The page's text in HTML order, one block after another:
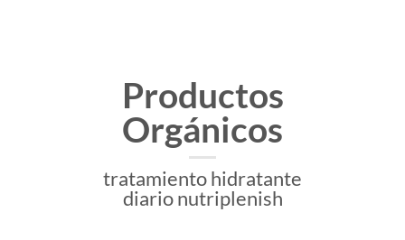
Productos
Orgánicos
tratamiento hidratante
diario nutriplenish